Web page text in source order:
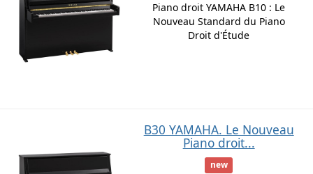
Piano droit YAMAHA B10 : Le
Nouveau Standard du Piano
Droit d'Étude
B30 YAMAHA. Le Nouveau
Piano droit...
new